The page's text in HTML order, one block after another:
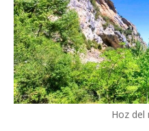
Hoz del